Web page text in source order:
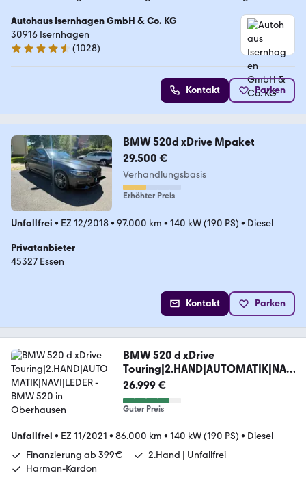
Autohaus Isernhagen GmbH & Co. KG
30916 Isernhagen
4.5 Sterne
(1028)
Kontakt Parken
BMW 520d xDrive Mpaket
29.500 €
Verhandlungsbasis
Erhöhter Preis
Unfallfrei • EZ 12/2018• 97.000 km • 140 kW (190 PS) • Diesel
Privatanbieter
45327 Essen
Kontakt Parken
BMW 520 d xDrive
Touring|2.HAND|AUTOMATIK|NAV
I|LEDER
26.999 €
Guter Preis
Unfallfrei • EZ 11/2021 • 86.000 km • 140 kW (190 PS) • Diesel
Finanzierung ab 399€
2.Hand | Unfallfrei
Harman-Kardon